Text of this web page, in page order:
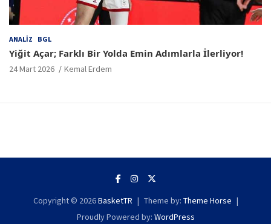
ANALIZ BGL
Yiğit Açar; Farklı Bir Yolda Emin Adımlarla İlerliyor!
24 Mart 2026 Kemal Erdem
Copyright © 2026BasketTR Theme by: Theme Horse
Proudly Powered by: WordPress